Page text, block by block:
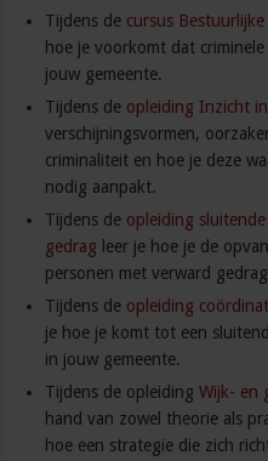
Tijdens de cursus
hoe je voorkomt dat
jouw gemeente.
Tijdens de opleiding Inzicht
verschijningsvormen,
criminaliteit en hoe je deze
nodig aanpakt.
Tijdens de opleiding
gedrag leer je hoe je de
personen met verward
Tijdens de opleiding
je hoe je komt tot een
in jouw gemeente.
Tijdens de opleidingWijk- en
hand van zowel theorie als
hoe een strategie die zich